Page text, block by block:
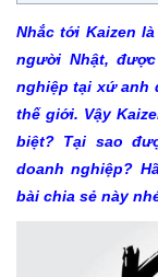
Nhắc tới Kaizen
người Nhật,
nghiệp tại xứ anh
thế giới. Vậy
biệt? Tại sao
doanh nghiệp?
bài chia sẻ này